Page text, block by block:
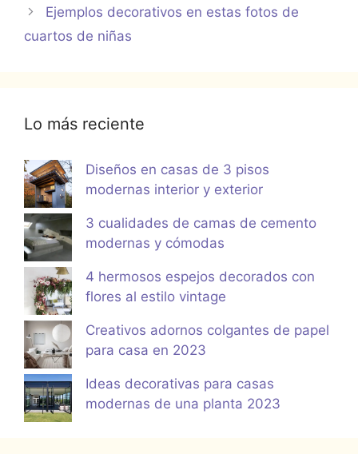
Ejemplos decorativos en estas fotos de
cuartos de niñas
Lo más reciente
Diseños en casas de 3 pisos
modernas interior y exterior
3 cualidades de camas de cemento
modernas y cómodas
4 hermosos espejos decorados con
flores al estilo vintage
Creativos adornos colgantes de papel
para casa en 2023
Ideas decorativas para casas
modernas de una planta 2023